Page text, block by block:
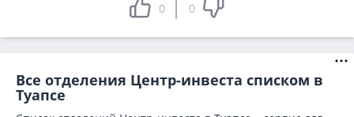
0 0
Все отделения Центр-инвеста списком в
Туапсе